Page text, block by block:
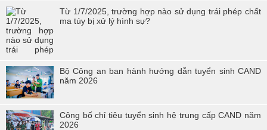
Từ 1/7/2025, trường hợp nào sử dụng trái phép chất
ma túy bị xử lý hình sự?
Bộ Công an ban hành hướng dẫn tuyển sinh CAND
năm 2026
Công bố chỉ tiêu tuyển sinh hệ trung cấp CAND năm
2026